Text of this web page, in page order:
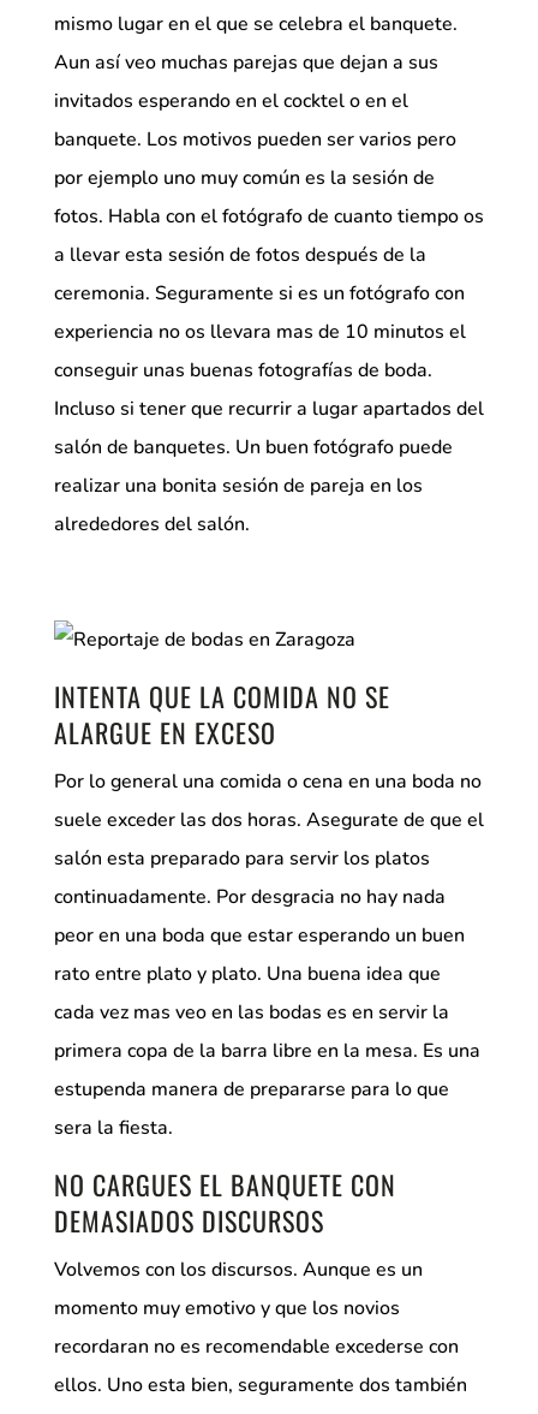
mismo lugar en el que se celebra el banquete.
Aun así veo muchas parejas que dejan a sus
invitados esperando en el cocktel o en el
banquete. Los motivos pueden ser varios pero
por ejemplo uno muy común es la sesión de
fotos. Habla con el fotógrafo de cuanto tiempo os
a llevar esta sesión de fotos después de la
ceremonia. Seguramente si es un fotógrafo con
experiencia no os llevara mas de 10 minutos el
conseguir unas buenas fotografías de boda.
Incluso si tener que recurrir a lugar apartados del
salón de banquetes. Un buen fotógrafo puede
realizar una bonita sesión de pareja en los
alrededores del salón.
INTENTA QUE LA COMIDA NO SE
ALARGUE EN EXCESO
Por lo general una comida o cena en una boda no
suele exceder las dos horas. Asegurate de que el
salón esta preparado para servir los platos
continuadamente. Por desgracia no hay nada
peor en una boda que estar esperando un buen
rato entre plato y plato. Una buena idea que
cada vez mas veo en las bodas es en servir la
primera copa de la barra libre en la mesa. Es una
estupenda manera de prepararse para lo que
sera la fiesta.
NO CARGUES EL BANQUETE CON
DEMASIADOS DISCURSOS
Volvemos con los discursos. Aunque es un
momento muy emotivo y que los novios
recordaran no es recomendable excederse con
ellos. Uno esta bien, seguramente dos también